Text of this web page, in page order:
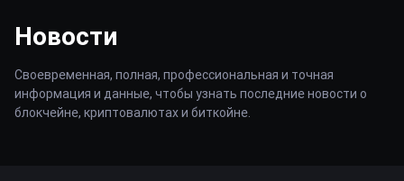
Новости
Своевременная, полная, профессиональная и точная
информация и данные, чтобы узнать последние новости о
блокчейне, криптовалютах и биткойне.